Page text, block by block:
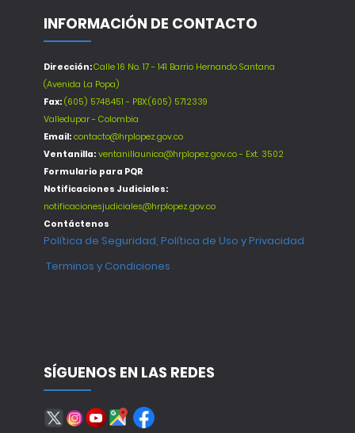
INFORMACIÓN DE CONTACTO
Dirección:Calle 16 No. 17 - 141 Barrio Hernando Santana
(Avenida La Popa)
Fax: (605) 5748451 - PBX:(605) 5712339
Valledupar - Colombia
Email: contacto@hrplopez.gov.co
Ventanilla: ventanillaunica@hrplopez.gov.co - Ext. 3502
Formulario para PQR
Notificaciones Judiciales:
notificacionesjudiciales@hrplopez.gov.co
Contáctenos
Política de Seguridad, Política de Uso y Privacidad
Terminos y Condiciones
SÍGUENOS EN LAS REDES